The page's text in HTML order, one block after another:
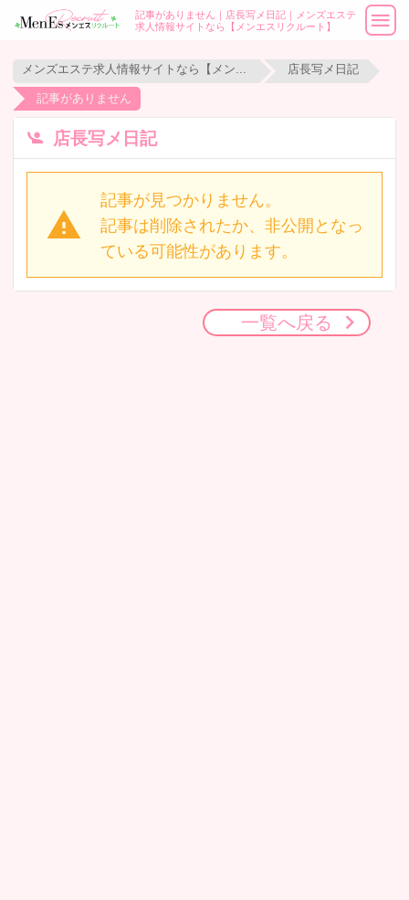
記事がありません｜店長写メ日記｜メンズエステ
求人情報サイトなら【メンエスリクルート】
店長写メ日記
記事がありません
店長写メ日記
記事が見つかりません。
記事は削除されたか、非公開となっ
ている可能性があります。
一覧へ戻る